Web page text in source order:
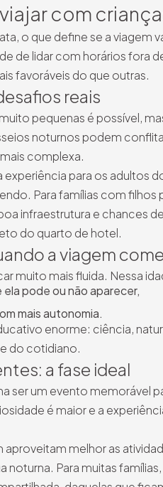
com
o que define se a viagem
de lidar com horários fora
favoráveis do que outras.
reais
pequenas é possível,
noturnos podem
complexa.
para os adultos
Para famílias com filhos
infraestrutura e chances
do quarto de hotel.
a viagem
muito mais fluida. Nessa
pode ou não aparecer,
mais autonomia.
enorme: ciência,
do cotidiano.
a fase ideal
ser um evento memorável
é maior e a
melhor as
noturna. Para muitas